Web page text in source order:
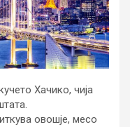
Хачико, чија
овошје, месо